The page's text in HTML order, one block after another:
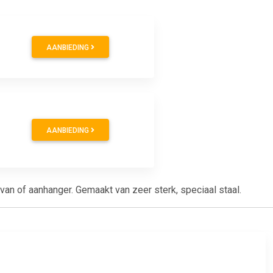
AANBIEDING
AANBIEDING
of aanhanger. Gemaakt van zeer sterk, speciaal staal.